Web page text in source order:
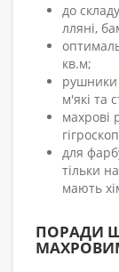
до
лляні,
кв.м;
м'які та
махрові
для
тільки
мають
ПОРАДИ